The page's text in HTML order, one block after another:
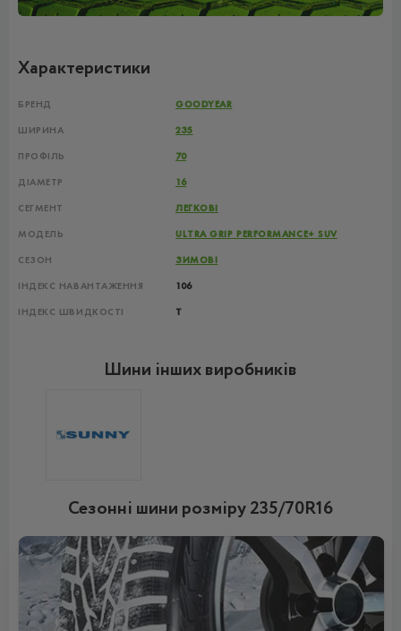
Характеристики
БРЕНД GOODYEAR
ШИРИНА 235
ПРОФІЛЬ 70
ДІАМЕТР 16
СЕГМЕНТ ЛЕГКОВІ
МОДЕЛЬ ULTRA GRIP PERFORMANCE+ SUV
СЕЗОН ЗИМОВІ
ІНДЕКС НАВАНТАЖЕННЯ 106
ІНДЕКС ШВИДКОСТІ T
Шини інших виробників
Сезонні шини розміру 235/70R16